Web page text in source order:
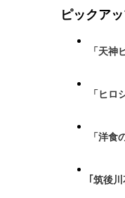
ピックア
「天
「ヒ
「洋
｢筑後